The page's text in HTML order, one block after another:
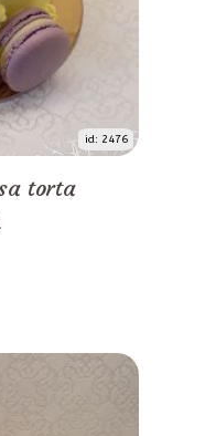
id: 2476
torta